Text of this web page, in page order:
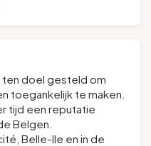
ten doel gesteld om
toegankelijk te maken.
tijd een reputatie
Belgen.
Belle-Ile en in de